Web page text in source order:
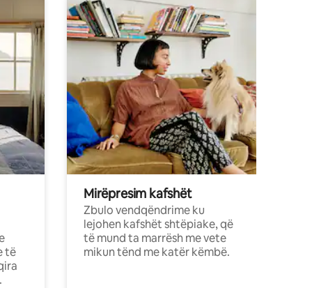
të
Mirëpresim kafshët
Zbulo vendqëndrime ku
lejohen kafshët shtëpiake, që
të mund ta marrësh me vete
mikun tënd me katër këmbë.